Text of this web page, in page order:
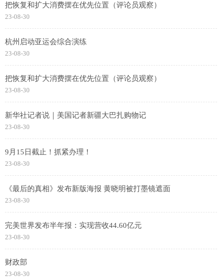
把恢复和扩大消费摆在优先位置（评论员观察）
23-08-30
杭州启动亚运会综合演练
23-08-30
把恢复和扩大消费摆在优先位置（评论员观察）
23-08-30
新华社记者说｜美国记者新疆大巴扎购物记
23-08-30
9月15日截止！抓紧办理！
23-08-30
《最后的真相》发布新版海报 黄晓明被打墨镜遮面
23-08-30
完美世界发布半年报：实现营收44.60亿元
23-08-30
财政部
23-08-30